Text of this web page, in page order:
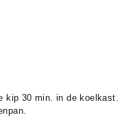
kip 30 min. in de koelkast.